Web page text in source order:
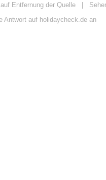
Entfernung der Quelle |
Antwort auf holidaycheck.de an